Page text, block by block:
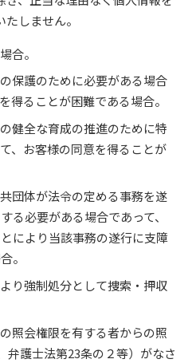
しません。
合。
保護のために必要がある場合
得ることが困難である場合。
健全な育成の推進のために特
、お客様の同意を得ることが
団体が法令の定める事務を遂
る必要がある場合であって、
により当該事務の遂行に支障
。
り強制処分として捜索・押収
照会権限を有する者からの照
弁護士法第23条の２等）がなさ